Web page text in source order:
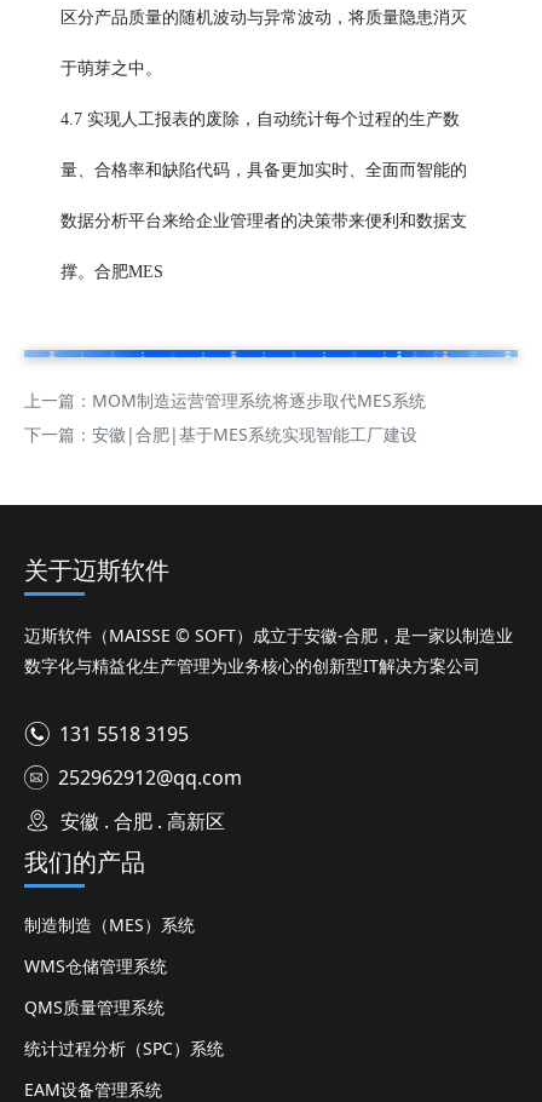
区分产品质量的随机波动与异常波动，将质量隐患消灭
于萌芽之中。
4.7 实现人工报表的废除，自动统计每个过程的生产数
量、合格率和缺陷代码，具备更加实时、全面而智能的
数据分析平台来给企业管理者的决策带来便利和数据支
撑。合肥MES
上一篇： MOM制造运营管理系统将逐步取代MES系统
下一篇： 安徽|合肥|基于MES系统实现智能工厂建设
关于迈斯软件
迈斯软件（MAISSE © SOFT）成立于安徽-合肥，是一家以制造业
数字化与精益化生产管理为业务核心的创新型IT解决方案公司
131 5518 3195
252962912@qq.com
安徽 . 合肥 . 高新区
我们的产品
制造制造（MES）系统
WMS仓储管理系统
QMS质量管理系统
统计过程分析（SPC）系统
EAM设备管理系统